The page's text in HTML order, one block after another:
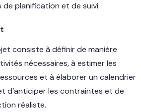
planification et de suivi.
consiste à définir de manière
nécessaires, à estimer les
et à élaborer un calendrier
d’anticiper les contraintes et de
réaliste.